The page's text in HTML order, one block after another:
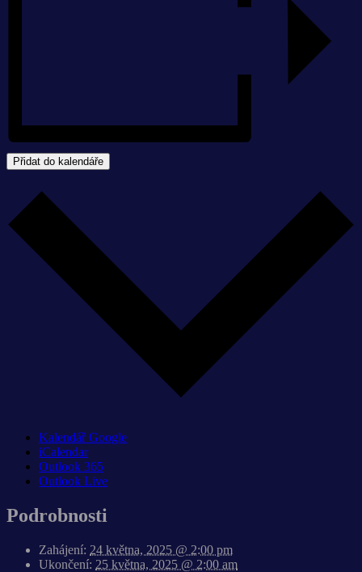
Přidat do kalendáře
Kalendář Google
iCalendar
Outlook 365
Outlook Live
Podrobnosti
Zahájení: 24 května, 2025 @ 2:00 pm
Ukončení: 25 května, 2025 @ 2:00 am